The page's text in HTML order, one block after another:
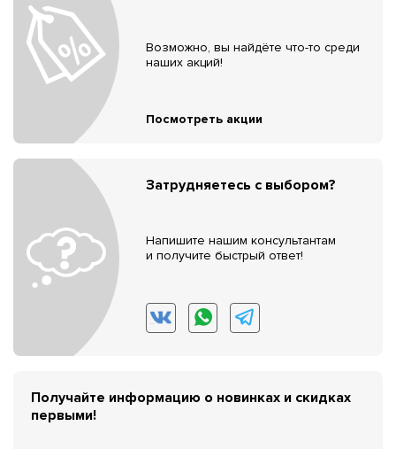
Возможно, вы найдёте что-то среди
наших акций!
Посмотреть акции
Затрудняетесь с выбором?
Напишите нашим консультантам
и получите быстрый ответ!
Получайте информацию о новинках и скидках
первыми!